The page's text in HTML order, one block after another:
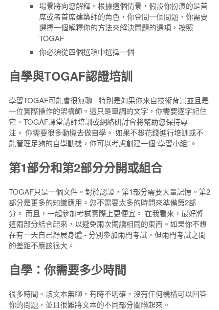
場景將向您解釋。根據這個情景，假設你扮演的是首
席或者首席建築師的角色，你會問一個問題，你需要
選擇一個解釋你的方法來解決問題的選項，按照
TOGAF
你必須從四個選項中選擇一個
自學與TOGAF認證培訓
學習TOGAF可能會很無聊 - 特別是如果你來自技術背景並且是
一位實際操作的架構師。這只是單調的文字，你需要逐字記住
它。TOGAF課堂講師培訓或網絡研討會將幫助您保持專
注。 你需要很多動機去做自學。 如果不想花錢進行培訓或不
能管理足夠的自學動機，你可以考慮創建一個“學習小組”。
第1部分和第2部分分開或組合
TOGAF只是一個文件。對於認證，第1部分需要大量記憶。第2
部分是更多的知識應用。您不需要太多的時間來準備第2部
分。 而且，一起參加考試實際上更便宜。 在我看來，最好將
這兩部分結合起來，以避免兩次閱讀相同的東西。如果你不想
在有一天自己舒展身體 - 分別參加兩門考試，但兩門考試之間
的差距不應該很大。
自學：你需要多少時間
很多時間。該文本無聊，有時不明確。沒有任何機構可以回答
你的問題，並且很難將文本的不同部分關聯起來。